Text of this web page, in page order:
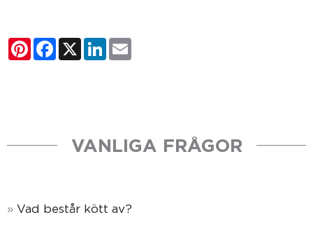
PinterestFacebook
X LinkedIn
VANLIGA FRÅGOR
Vad består kött av?